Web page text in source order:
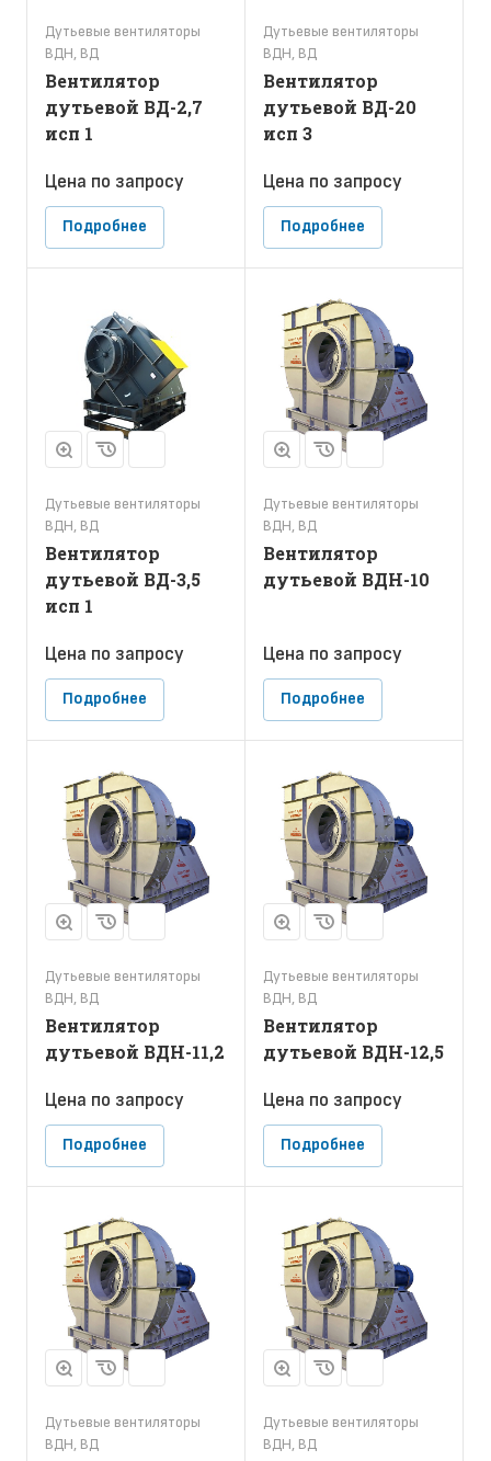
Дутьевые вентиляторы
ВДН, ВД
Вентилятор
дутьевой ВД-2,7
исп 1
Цена по запросу
Подробнее
Дутьевые вентиляторы
ВДН, ВД
Вентилятор
дутьевой ВД-20
исп 3
Цена по запросу
Подробнее
Дутьевые вентиляторы
ВДН, ВД
Вентилятор
дутьевой ВД-3,5
исп 1
Цена по запросу
Подробнее
Дутьевые вентиляторы
ВДН, ВД
Вентилятор
дутьевой ВДН-10
Цена по запросу
Подробнее
Дутьевые вентиляторы
ВДН, ВД
Вентилятор
дутьевой ВДН-11,2
Цена по запросу
Подробнее
Дутьевые вентиляторы
ВДН, ВД
Вентилятор
дутьевой ВДН-12,5
Цена по запросу
Подробнее
Дутьевые вентиляторы
ВДН, ВД
Дутьевые вентиляторы
ВДН, ВД